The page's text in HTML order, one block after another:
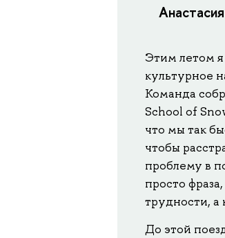
Этим летом я
культурное
Команда
School of
что мы так
чтобы
проблему в
просто
трудности,
До этой